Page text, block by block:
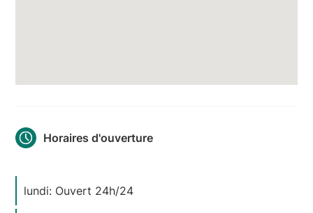
Horaires d'ouverture
lundi: Ouvert 24h/24